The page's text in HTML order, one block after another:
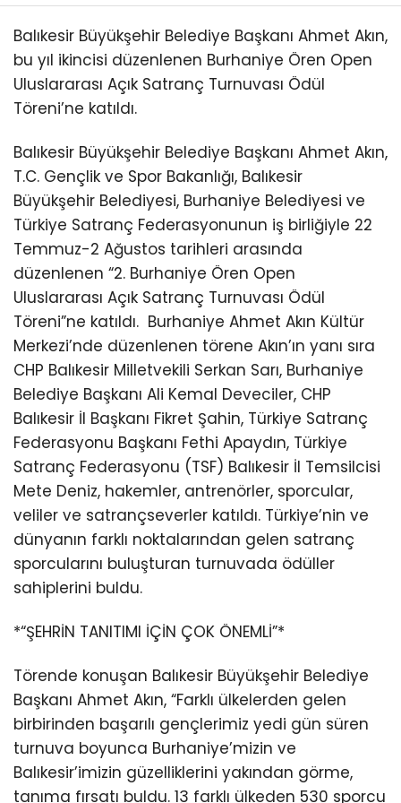
Balıkesir Büyükşehir Belediye Başkanı Ahmet Akın,
bu yıl ikincisi düzenlenen Burhaniye Ören Open
Uluslararası Açık Satranç Turnuvası Ödül
Töreni’ne katıldı.
Balıkesir Büyükşehir Belediye Başkanı Ahmet Akın,
T.C. Gençlik ve Spor Bakanlığı, Balıkesir
Büyükşehir Belediyesi, Burhaniye Belediyesi ve
Türkiye Satranç Federasyonunun iş birliğiyle 22
Temmuz-2 Ağustos tarihleri arasında
düzenlenen “2. Burhaniye Ören Open
Uluslararası Açık Satranç Turnuvası Ödül
Töreni”ne katıldı. Burhaniye Ahmet Akın Kültür
Merkezi’nde düzenlenen törene Akın’ın yanı sıra
CHP Balıkesir Milletvekili Serkan Sarı, Burhaniye
Belediye Başkanı Ali Kemal Deveciler, CHP
Balıkesir İl Başkanı Fikret Şahin, Türkiye Satranç
Federasyonu Başkanı Fethi Apaydın, Türkiye
Satranç Federasyonu (TSF) Balıkesir İl Temsilcisi
Mete Deniz, hakemler, antrenörler, sporcular,
veliler ve satrançseverler katıldı. Türkiye’nin ve
dünyanın farklı noktalarından gelen satranç
sporcularını buluşturan turnuvada ödüller
sahiplerini buldu.
*“ŞEHRİN TANITIMI İÇİN ÇOK ÖNEMLİ”*
Törende konuşan Balıkesir Büyükşehir Belediye
Başkanı Ahmet Akın, “Farklı ülkelerden gelen
birbirinden başarılı gençlerimiz yedi gün süren
turnuva boyunca Burhaniye’mizin ve
Balıkesir’imizin güzelliklerini yakından görme,
tanıma fırsatı buldu. 13 farklı ülkeden 530 sporcu